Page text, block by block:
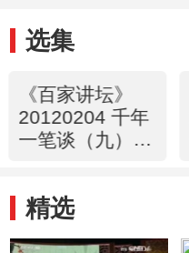
选集
《百家讲坛》
20120204 千年
一笔谈（九）丰
精选